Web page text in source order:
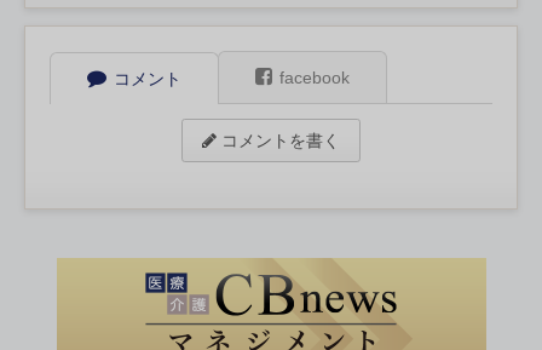
コメント facebook
コメントを書く